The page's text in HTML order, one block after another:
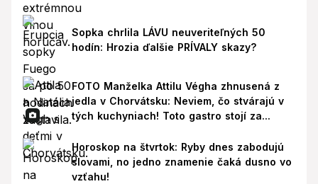
Sopka chrlila LÁVU neuveriteľných 50
hodín: Hrozia ďalšie PRÍVALY skazy?
FOTO Manželka Attilu Végha zhnusená z
jedla v Chorvátsku: Neviem, čo stvárajú v
tých kuchyniach! Toto gastro stojí za...
Horoskop na štvrtok: Ryby dnes zabodujú
slovami, no jedno znamenie čaká dusno vo
vzťahu!